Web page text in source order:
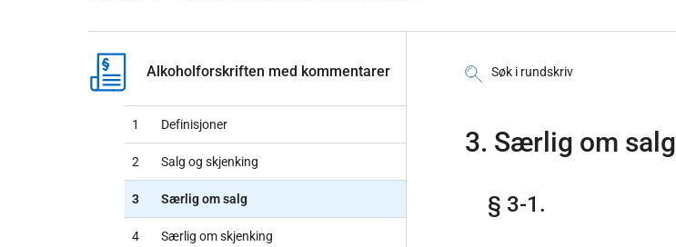
Alkoholforskriften med kommentarer
1 Definisjoner
2 Salg og skjenking
3 Særlig om salg
4 Særlig om skjenking
Søk i rundskriv
3. Særlig om salg
§ 3-1.